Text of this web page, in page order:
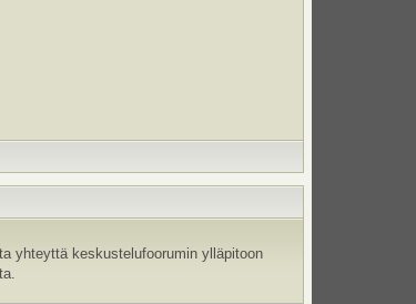
yhteyttä keskustelufoorumin ylläpitoon